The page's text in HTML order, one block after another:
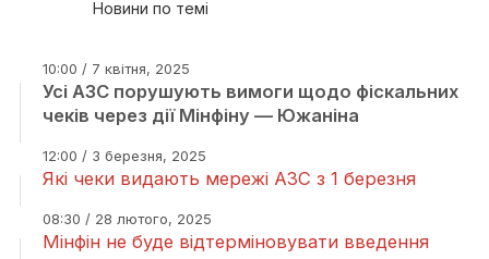
Новини по темі
10:00 / 7 квітня, 2025
Усі АЗС порушують вимоги щодо фіскальних
чеків через дії Мінфіну — Южаніна
12:00 / 3 березня, 2025
Які чеки видають мережі АЗС з 1 березня
08:30 / 28 лютого, 2025
Мінфін не буде відтерміновувати введення